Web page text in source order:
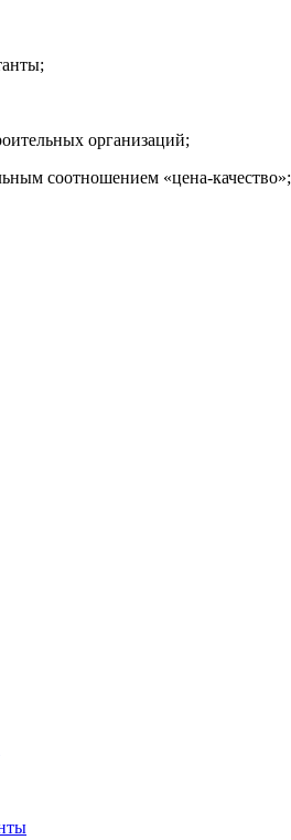
организаций;
соотношением «цена-качество»;